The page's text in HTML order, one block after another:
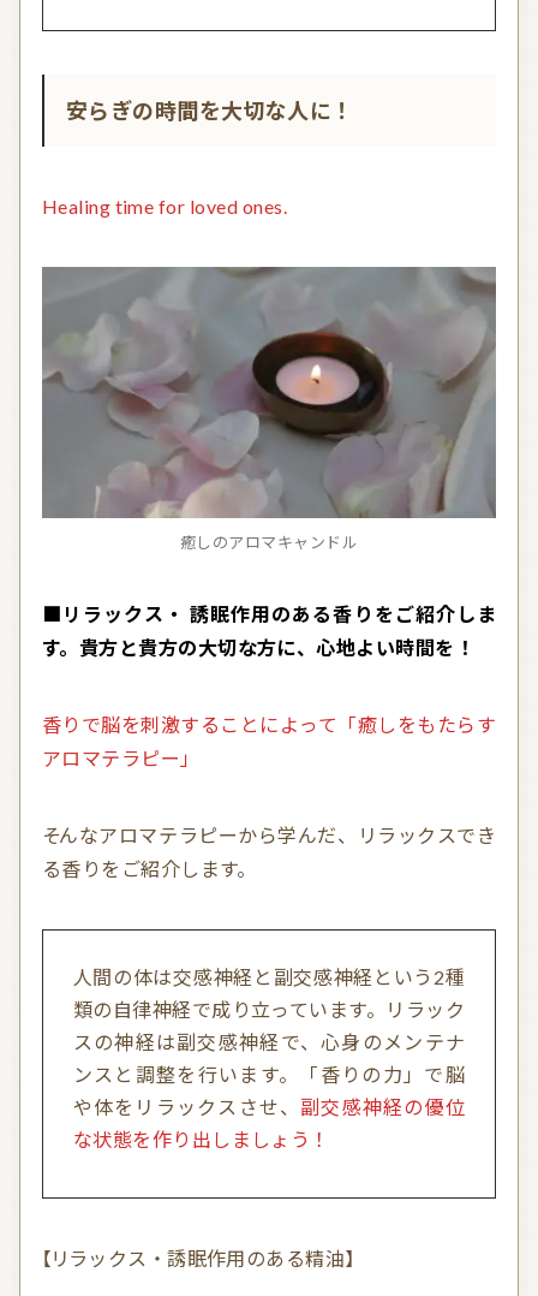
安らぎの時間を大切な人に！
Healing time for loved ones.
癒しのアロマキャンドル
■リラックス・誘眠作用のある香りをご紹介しま
す。貴方と貴方の大切な方に、心地よい時間を！
香りで脳を刺激することによって「癒しをもたらす
アロマテラピー」
そんなアロマテラピーから学んだ、リラックスでき
る香りをご紹介します。
人間の体は交感神経と副交感神経という2種
類の自律神経で成り立っています。リラック
スの神経は副交感神経で、心身のメンテナ
ンスと調整を行います。「香りの力」で脳
や体をリラックスさせ、 副交感神経の優位
な状態を作り出しましょう！
【リラックス・誘眠作用のある精油】